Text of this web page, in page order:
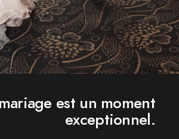
est un moment
exceptionnel.